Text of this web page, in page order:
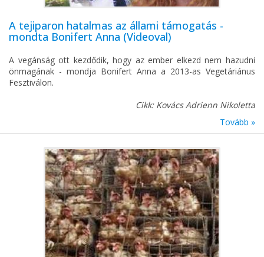
A tejiparon hatalmas az állami támogatás -
mondta Bonifert Anna (Videoval)
A vegánság ott kezdődik, hogy az ember elkezd nem hazudni
önmagának - mondja Bonifert Anna a 2013-as Vegetáriánus
Fesztiválon.
Cikk: Kovács Adrienn Nikoletta
Tovább »